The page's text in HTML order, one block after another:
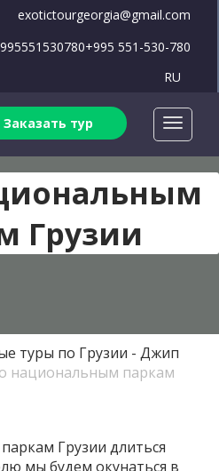
exotictourgeorgia@gmail.com
+995 551-530-780
RU
Заказать тур
Грузии
туры по Грузии
Джип
национальным паркам
Грузии длиться
мы будем окунаться в